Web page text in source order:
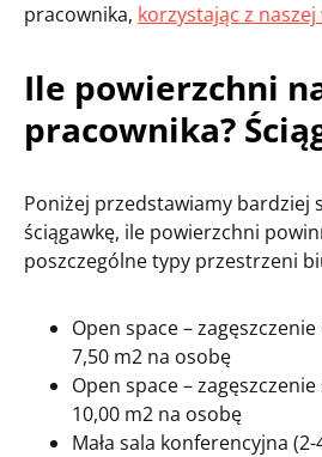
pracownika, korzystając z
Ile powierzchni
pracownika?
Poniżej przedstawiamy bardziej
ściągawkę, ile powierzchni
poszczególne typy przestrzeni
Open space –
7,50 m2 na osobę
Open space –
10,00 m2 na osobę
Mała sala konferencyjna